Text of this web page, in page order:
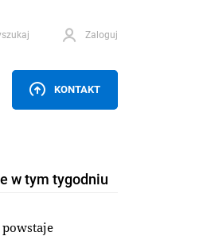
Zaloguj
KONTAKT
w tym tygodniu